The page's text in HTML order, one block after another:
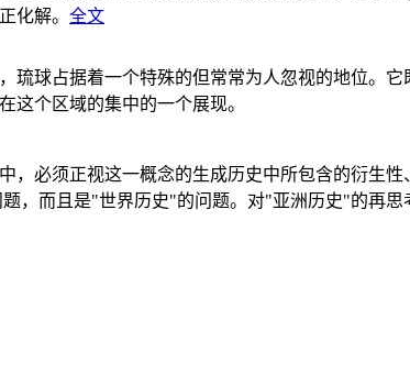
化解。 全文
琉球占据着一个特殊的但常常为人忽视的地位。
这个区域的集中的一个展现。
，必须正视这一概念的生成历史中所包含的衍生
，而且是"世界历史"的问题。对"亚洲历史"的再